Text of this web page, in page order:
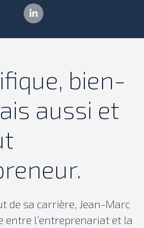
LinkedIn
bien-
aussi et
de sa carrière, Jean-Marc
entre l’entreprenariat et la